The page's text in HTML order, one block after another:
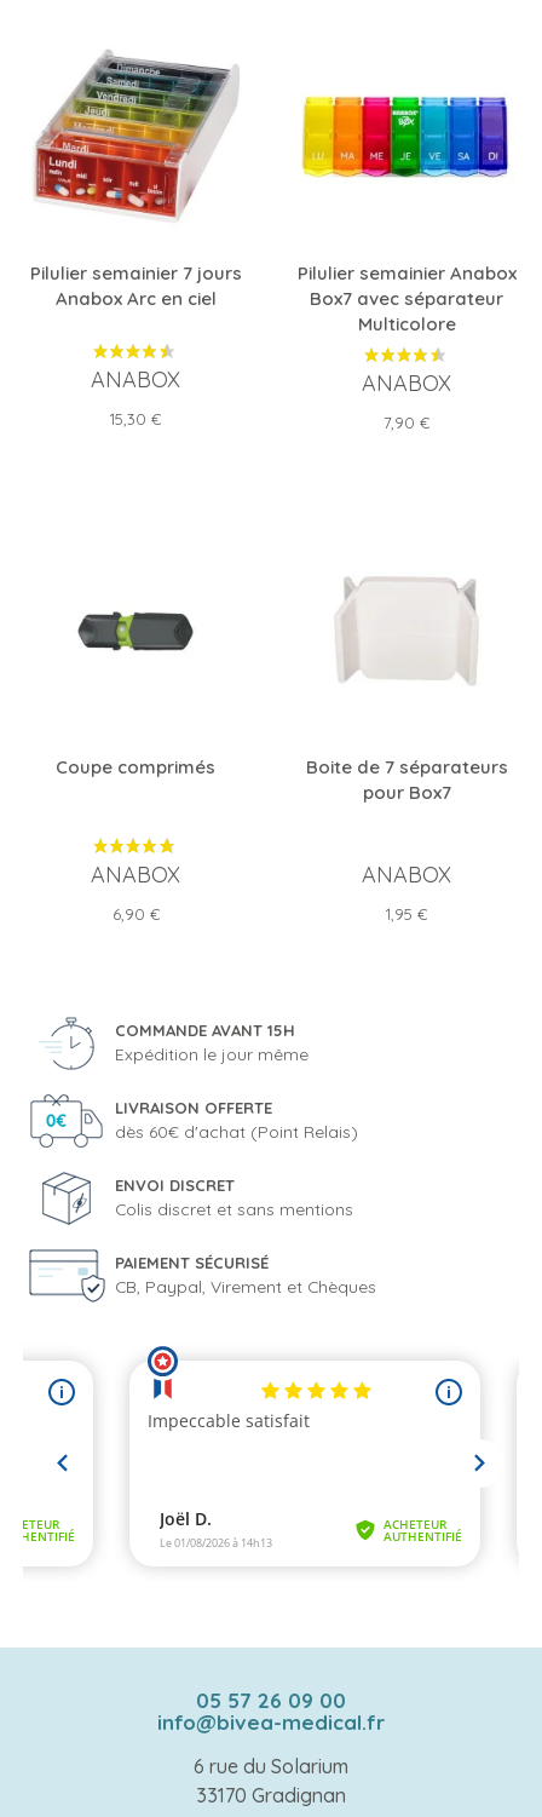
Pilulier semainier 7 jours
Anabox Arc en ciel
ANABOX
Prix
15,30 €
Pilulier semainier Anabox
Box7 avec séparateur
Multicolore
ANABOX
Prix
7,90 €
Coupe comprimés
ANABOX
Prix
6,90 €
Boite de 7 séparateurs
pour Box7
ANABOX
Prix
1,95 €
COMMANDE AVANT 15H
Expédition le jour même
LIVRAISON OFFERTE
dès 60€ d'achat (Point Relais)
ENVOI DISCRET
Colis discret et sans mentions
PAIEMENT SÉCURISÉ
CB, Paypal, Virement et Chèques
05 57 26 09 00
info@bivea-medical.fr
6 rue du Solarium
33170 Gradignan